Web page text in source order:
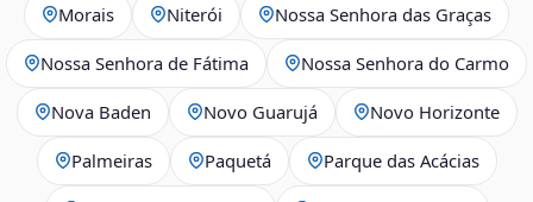
Morais Niterói Nossa Senhora das Graças
Nossa Senhora de Fátima Nossa Senhora do Carmo
Nova Baden Novo Guarujá Novo Horizonte
Palmeiras Paquetá Parque das Acácias